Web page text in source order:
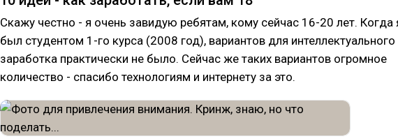
Скажу честно - я очень завидую ребятам, кому сейчас 16-20 лет. Когда
был студентом 1-го курса (2008 год), вариантов для интеллектуального
заработка практически не было. Сейчас же таких вариантов огромное
количество - спасибо технологиям и интернету за это.